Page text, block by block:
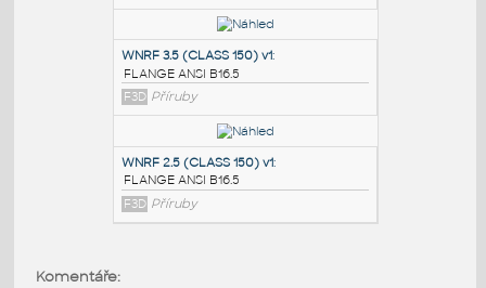
SORF 1.5 (CLASS 150):
FLANGE ANSI B16.5
F3D Příruby
WNRF 5 (CLASS 150) v1
FLANGE ANSI B16.5
F3D Příruby
Komentáře: